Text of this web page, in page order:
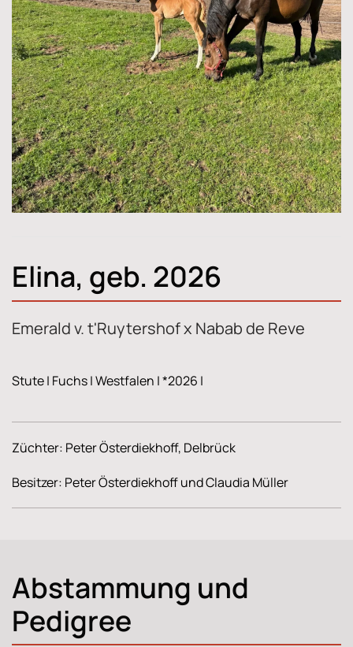
Elina, geb. 2026
Emerald v. t'Ruytershof x Nabab de Reve
Stute | Fuchs | Westfalen | *2026 |
Züchter: Peter Österdiekhoff, Delbrück
Besitzer: Peter Österdiekhoff und Claudia Müller
Abstammung und
Pedigree